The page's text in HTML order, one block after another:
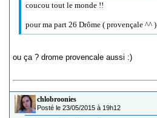
coucou tout le monde !!
pour ma part 26 Drôme ( provençale ^^ )
ou ça ? drome provencale aussi :)
chlobroonies
Posté le 23/05/2015 à 19h12